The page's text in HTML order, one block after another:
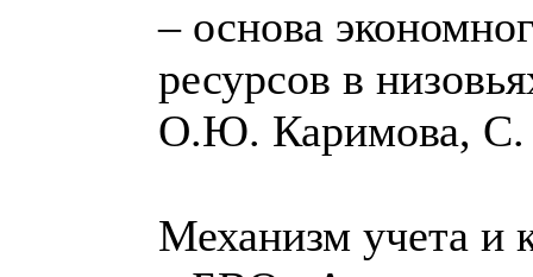
– основа
ресурсов в
О.Ю. Каримова, С.
Механизм учета и